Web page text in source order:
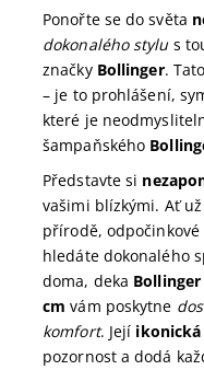
Ponořte se do světa
dokonalého stylus
značky Bollinger.
– je to prohlášení,
které je
šampaňského
Představte si
vašimi blízkými. Ať
přírodě,
hledáte dokonalého
doma, deka Bollinger
cm vám poskytne
komfort. Její ikonická
pozornost a dodá